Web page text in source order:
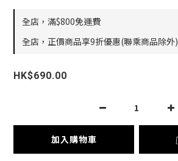
全店，滿$800免運費
全店，正價商品享9折優惠(聯乘商品除外)
HK$690.00
加入購物車